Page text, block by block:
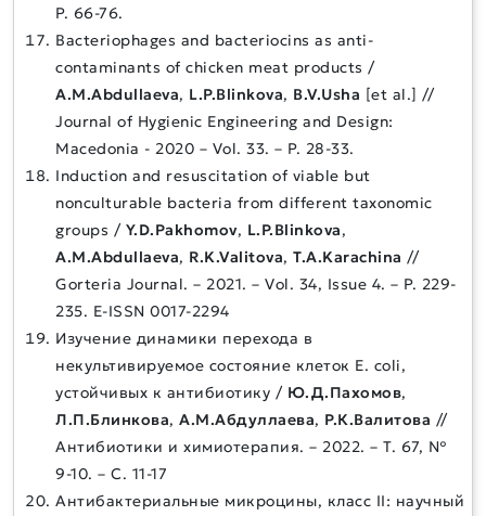
P. 66-76.
Bacteriophages and bacteriocins as anti-
contaminants of chicken meat products /
A.M.Abdullaeva, L.P.Blinkova, B.V.Usha [et al.] //
Journal of Hygienic Engineering and Design:
Macedonia - 2020 – Vol. 33. – P. 28-33.
Induction and resuscitation of viable but
nonculturable bacteria from different taxonomic
groups / Y.D.Pakhomov, L.P.Blinkova,
A.M.Abdullaeva, R.K.Valitova, T.A.Karachina //
Gorteria Journal. – 2021. – Vol. 34, Issue 4. – Р. 229-
235. E-ISSN 0017-2294
Изучение динамики перехода в
некультивируемое состояние клеток E. coli,
устойчивых к антибиотику / Ю.Д.Пахомов,
Л.П.Блинкова, А.М.Абдуллаева, Р.К.Валитова //
Антибиотики и химиотерапия. – 2022. – Т. 67, №
9-10. – С. 11-17
Антибактериальные микроцины, класс II: научный